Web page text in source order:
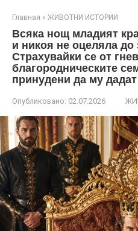
Главная » ЖИВОТНИ ИСТОРИИ
Всяка нощ младият
и никоя не оцеляла до
Страхувайки се от
благородническите
принудени да му
Опубликовано: 02.07.2026